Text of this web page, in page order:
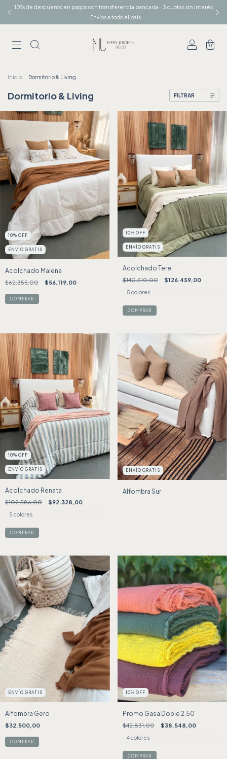
10% de descuento en pagos con transferencia bancaria - 3 cuotas sin interés
- Envíos a todo el país
0
Inicio Dormitorio & Living
Dormitorio & Living FILTRAR
10% OFF
ENVÍO GRATIS
Acolchado Malena
$62.355,00 $56.119,00
COMPRAR
10% OFF
ENVÍO GRATIS
Acolchado Tere
$140.510,00 $126.459,00
5 colores
COMPRAR
10% OFF
ENVÍO GRATIS
Acolchado Renata
$102.586,00 $92.328,00
5 colores
COMPRAR
ENVÍO GRATIS
Alfombra Sur
ENVÍO GRATIS
Alfombra Gero
$32.500,00
10% OFF
Promo Gasa Doble 2.50
$42.831,00 $38.548,00
4 colores
COMPRAR